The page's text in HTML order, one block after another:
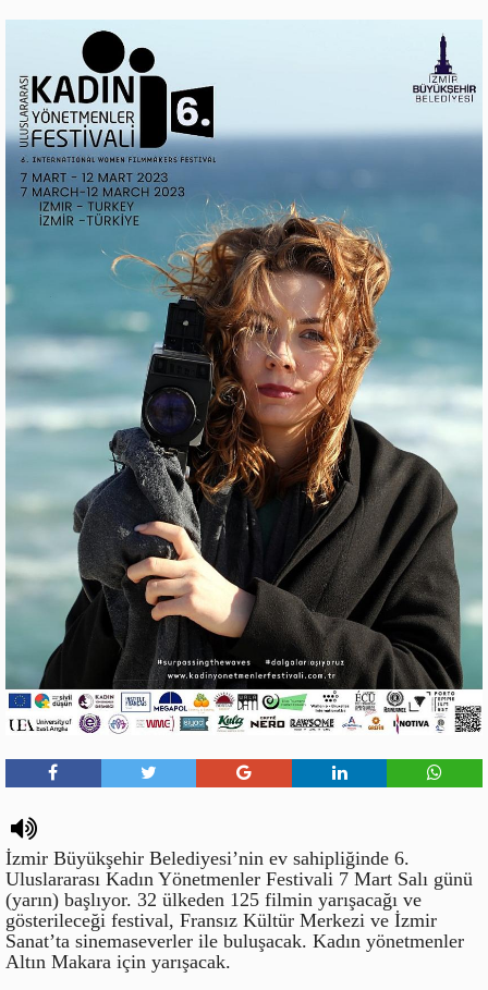
İzmir Büyükşehir Belediyesi’nin ev sahipliğinde 6.
Uluslararası Kadın Yönetmenler Festivali 7 Mart Salı günü
(yarın) başlıyor. 32 ülkeden 125 filmin yarışacağı ve
gösterileceği festival, Fransız Kültür Merkezi ve İzmir
Sanat’ta sinemaseverler ile buluşacak. Kadın yönetmenler
Altın Makara için yarışacak.